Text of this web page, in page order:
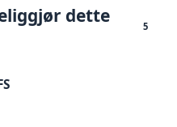
dette
5